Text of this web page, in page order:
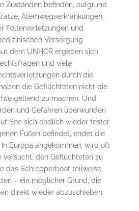
Zuständen befinden, aufgrund
Atemwegserkrankungen,
Folterverletzungen und
Versorgung
dem UNHCR ergeben sich
und viele
durch die
die Geflüchteten nicht die
geltend zu machen. Und
und Gefahren überwunden
See sich endlich wieder fester
Füßen befindet, endet die
Europa angekommen, wird oft
versucht, den Geflüchteten zu
das Schlepperboot teilweise
– ein möglicher Grund, die
direkt wieder abzuschieben.